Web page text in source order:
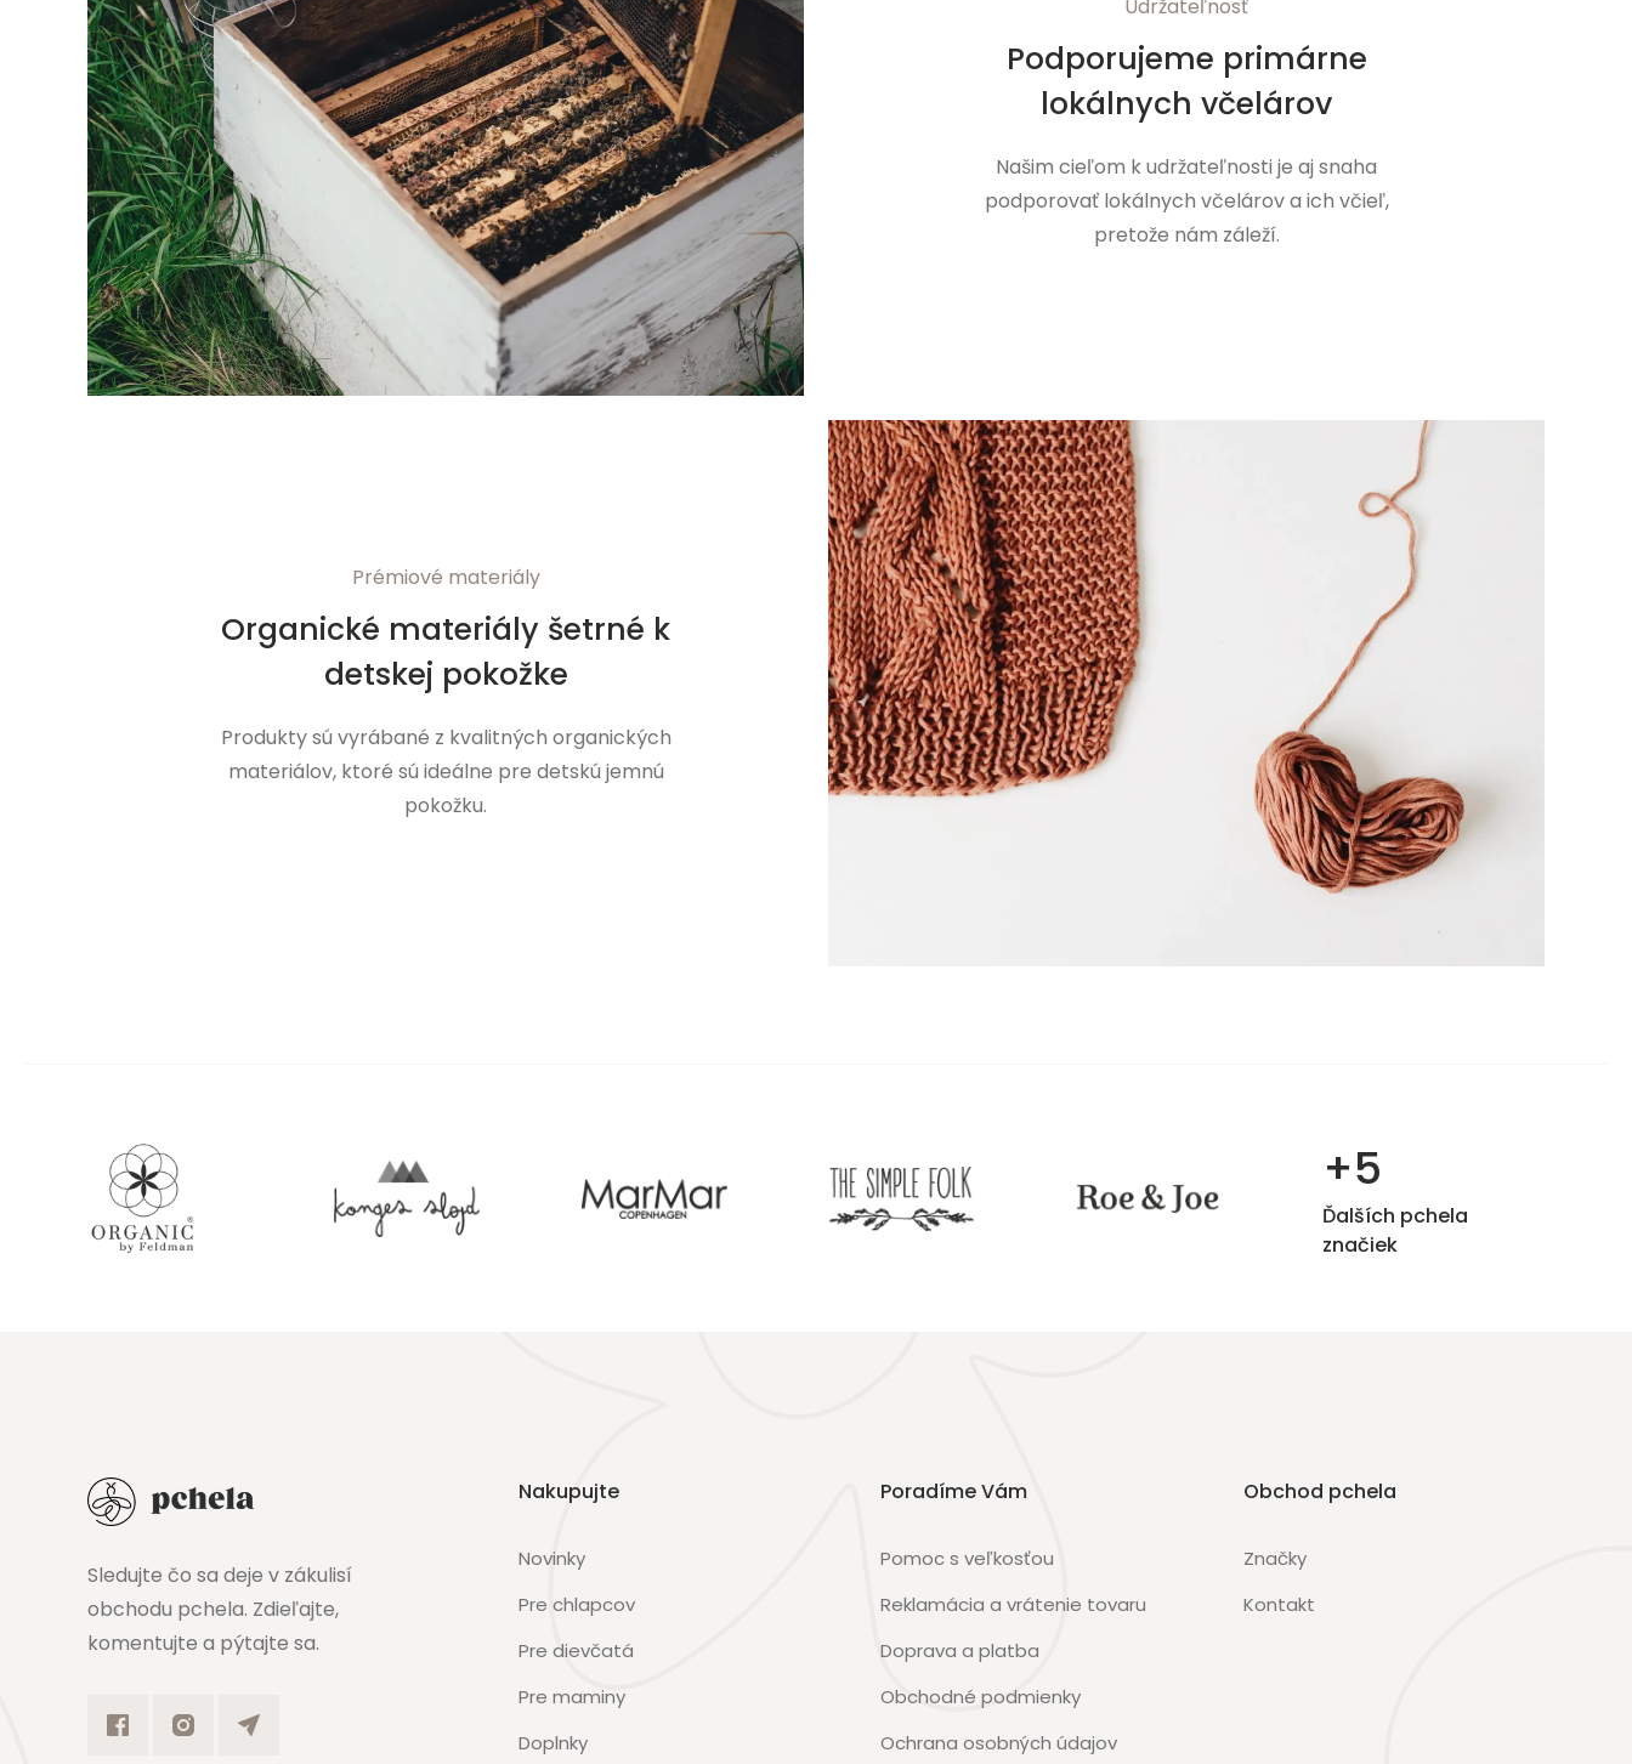
Udržateľnosť
Podporujeme primárne
lokálnych včelárov
Našim cieľom k udržateľnosti je aj snaha
podporovať lokálnych včelárov a ich včieľ,
pretože nám záleží.
Prémiové materiály
Organické materiály šetrné k
detskej pokožke
Produkty sú vyrábané z kvalitných organických
materiálov, ktoré sú ideálne pre detskú jemnú
pokožku.
+5
Ďalších pchela
značiek
Sledujte čo sa deje v zákulisí
obchodu pchela. Zdieľajte,
komentujte a pýtajte sa.
Nakupujte
Novinky
Pre chlapcov
Pre dievčatá
Pre maminy
Doplnky
Poradíme Vám
Pomoc s veľkosťou
Reklamácia a vrátenie tovaru
Doprava a platba
Obchodné podmienky
Ochrana osobných údajov
Obchod pchela
Značky
Kontakt